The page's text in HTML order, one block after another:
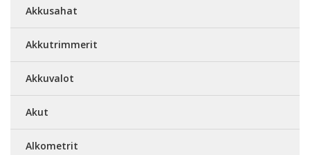
Akkusahat
Akkutrimmerit
Akkuvalot
Akut
Alkometrit